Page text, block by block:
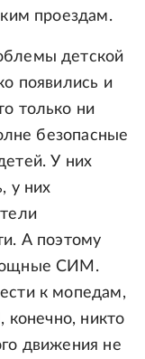
проездам.
детской
появились и
только ни
безопасные
У них
у них
А поэтому
СИМ.
к мопедам,
никто
движения не